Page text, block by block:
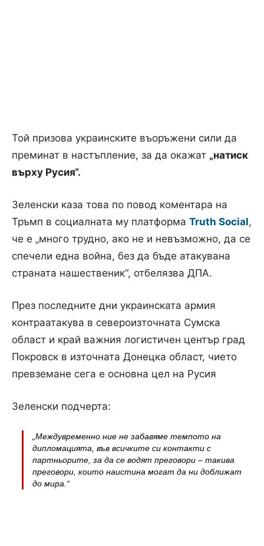
Той призова украинските въоръжени сили да
преминат в настъпление, за да окажат „натиск
върху Русия“.
Зеленски каза това по повод коментара на
Тръмп в социалната му платформа Truth Social,
че е „много трудно, ако не и невъзможно, да се
спечели една война, без да бъде атакувана
страната нашественик“, отбелязва ДПА.
През последните дни украинската армия
контраатакува в североизточната Сумска
област и край важния логистичен център град
Покровск в източната Донецка област, чието
превземане сега е основна цел на Русия
Зеленски подчерта:
„Междувременно ние не забавяме темпото на
дипломацията, във всичките си контакти с
партньорите, за да се водят преговори – такива
преговори, които наистина могат да ни доближат
до мира.“